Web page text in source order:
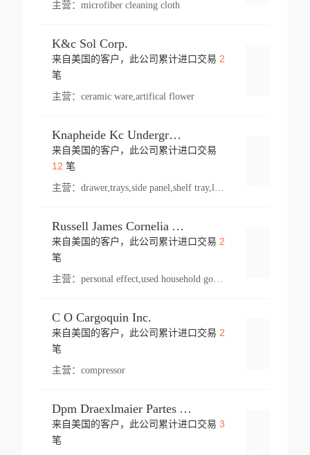
主营： microfiber cleaning cloth
K&c Sol Corp.
来自美国的客户，此公司累计进口交易 2
笔
主营： ceramic ware,artifical flower
Knapheide Kc Underground
来自美国的客户，此公司累计进口交易
12 笔
主营：
Russell James Cornelia Arlington Va
来自美国的客户，此公司累计进口交易 2
笔
主营： personal effect,used household goods
C O Cargoquin Inc.
来自美国的客户，此公司累计进口交易 2
笔
主营： compressor
Dpm Draexlmaier Partes Automotrices Corr Ind Huejotzingo
来自美国的客户，此公司累计进口交易 3
笔